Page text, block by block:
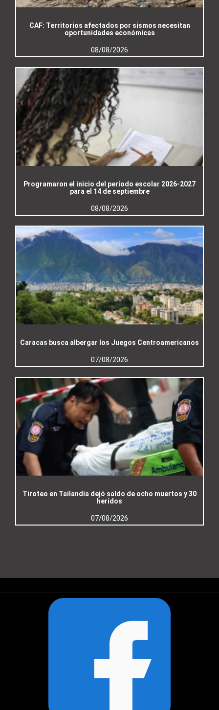
CAF: Territorios afectados por sismos necesitan
oportunidades económicas
08/08/2026
Programaron el inicio del período escolar 2026-2027
para el 14 de septiembre
08/08/2026
Caracas busca albergar los Juegos Centroamericanos
07/08/2026
Tiroteo en Tailandia dejó saldo de ocho muertos y 30
heridos
07/08/2026